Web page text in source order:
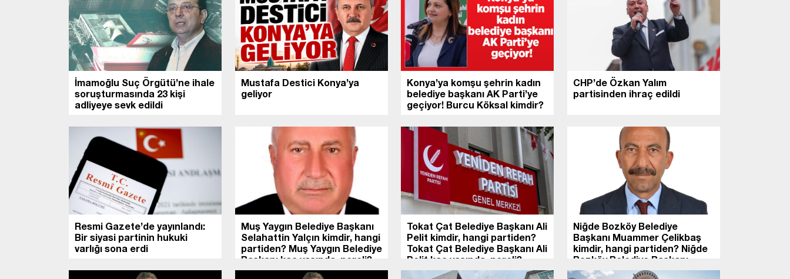
İmamoğlu Suç Örgütü’ne ihale
soruşturmasında 23 kişi
adliyeye sevk edildi
Mustafa Destici Konya’ya
geliyor
Konya’ya komşu şehrin kadın
belediye başkanı AK Parti’ye
geçiyor! Burcu Köksal kimdir?
CHP’de Özkan Yalım
partisinden ihraç edildi
Resmi Gazete’de yayınlandı:
Bir siyasi partinin hukuki
varlığı sona erdi
Muş Yaygın Belediye Başkanı
Selahattin Yalçın kimdir, hangi
partiden? Muş Yaygın Belediye
Başkanı kaç yaşında, nereli?
Tokat Çat Belediye Başkanı Ali
Pelit kimdir, hangi partiden?
Tokat Çat Belediye Başkanı Ali
Pelit kaç yaşında, nereli?
Niğde Bozköy Belediye
Başkanı Muammer Çelikbaş
kimdir, hangi partiden? Niğde
Bozköy Belediye Başkanı
Muammer Çelikbaş kaç